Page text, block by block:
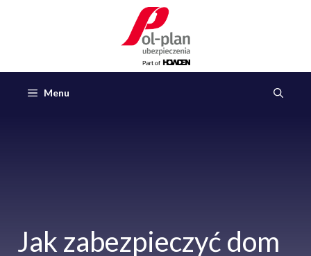
Menu
Jak zabezpieczyć dom